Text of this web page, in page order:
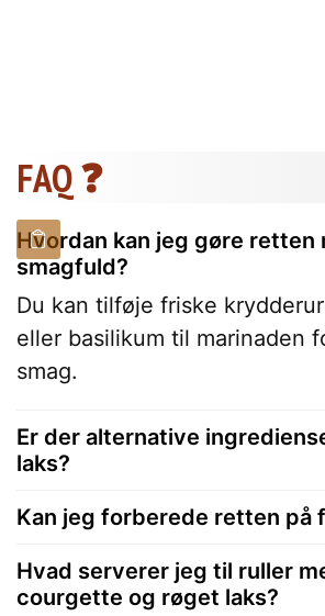
FAQ ❓
Hvordan kan jeg gøre retten
smagfuld?
Du kan tilføje friske
eller basilikum til marinaden
smag.
Er der alternative
laks?
Kan jeg forberede retten på
Hvad serverer jeg til ruller
courgette og røget laks?